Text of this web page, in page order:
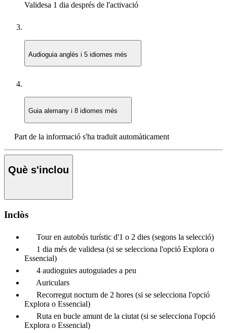
Validesa 1 dia després de l'activació
Audioguia anglès i 5 idiomes més
Guia alemany i 8 idiomes més
Part de la informació s'ha traduït automàticament
Què s'inclou
Inclòs
Tour en autobús turístic d'1 o 2 dies (segons la selecció)
1 dia més de validesa (si se selecciona l'opció Explora o
Essencial)
4 audioguies autoguiades a peu
Auriculars
Recorregut nocturn de 2 hores (si se selecciona l'opció
Explora o Essencial)
Ruta en bucle amunt de la ciutat (si se selecciona l'opció
Explora o Essencial)